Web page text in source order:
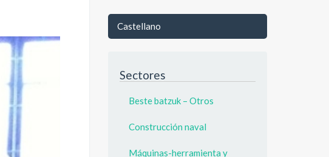
Castellano
Sectores
Beste batzuk – Otros
Construcción naval
Máquinas-herramienta y